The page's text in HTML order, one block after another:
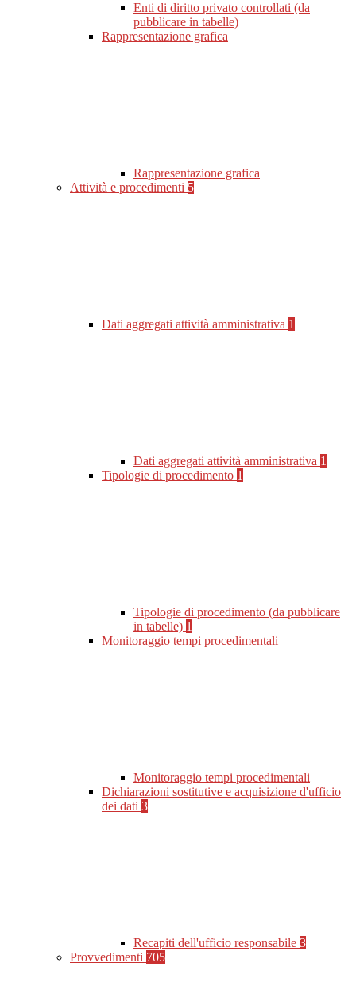
Enti di diritto privato controllati (da
pubblicare in tabelle)
Rappresentazione grafica
Rappresentazione grafica
Attività e procedimenti 5
Dati aggregati attività amministrativa 1
Dati aggregati attività amministrativa 1
Tipologie di procedimento 1
Tipologie di procedimento (da pubblicare
in tabelle) 1
Monitoraggio tempi procedimentali
Monitoraggio tempi procedimentali
Dichiarazioni sostitutive e acquisizione d'ufficio
dei dati 3
Recapiti dell'ufficio responsabile 3
Provvedimenti 705